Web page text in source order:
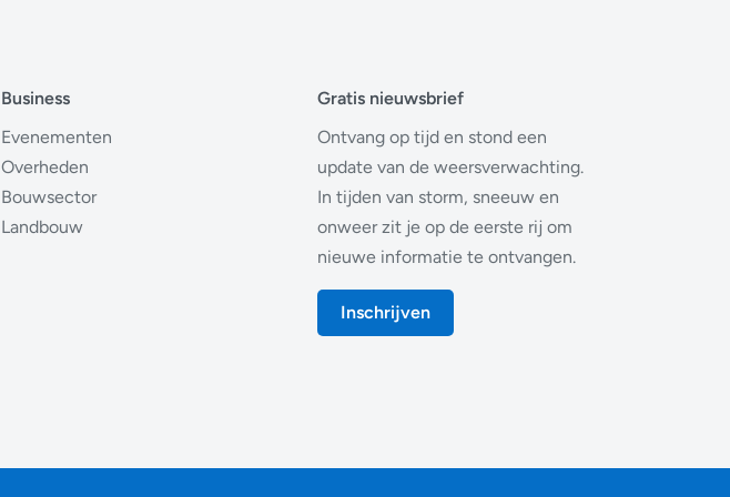
Business
Evenementen
Overheden
Bouwsector
Landbouw
Gratis nieuwsbrief
Ontvang op tijd en stond een
update van de weersverwachting.
In tijden van storm, sneeuw en
onweer zit je op de eerste rij om
nieuwe informatie te ontvangen.
Inschrijven